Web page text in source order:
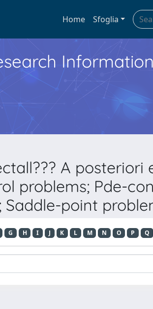
Home Sfoglia
A posteriori
problems; Pde-
Saddle-point
G H I J K L M N O P Q